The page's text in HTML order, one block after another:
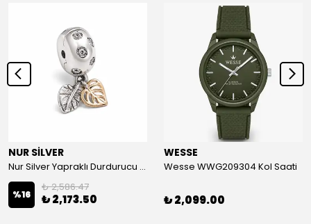
NUR SİLVER
Nur Silver Yapraklı Durdurucu Gümüş Charm - NUR-CM00501
%16
₺ 2,586.47
₺ 2,173.50
WESSE
Wesse WWG209304 Kol Saati
₺ 2,099.00